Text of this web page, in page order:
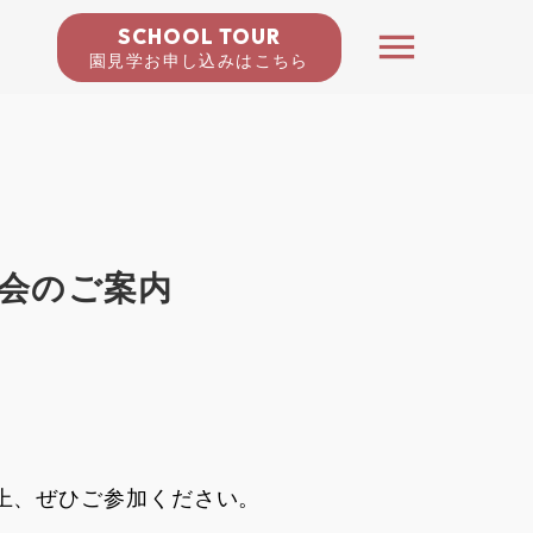
のご案内
ぜひご参加ください。
SCHOOL TOUR
園見学お申し込みはこちら menu